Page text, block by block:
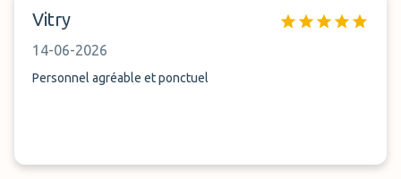
Vitry
14-06-2026
Personnel agréable et ponctuel